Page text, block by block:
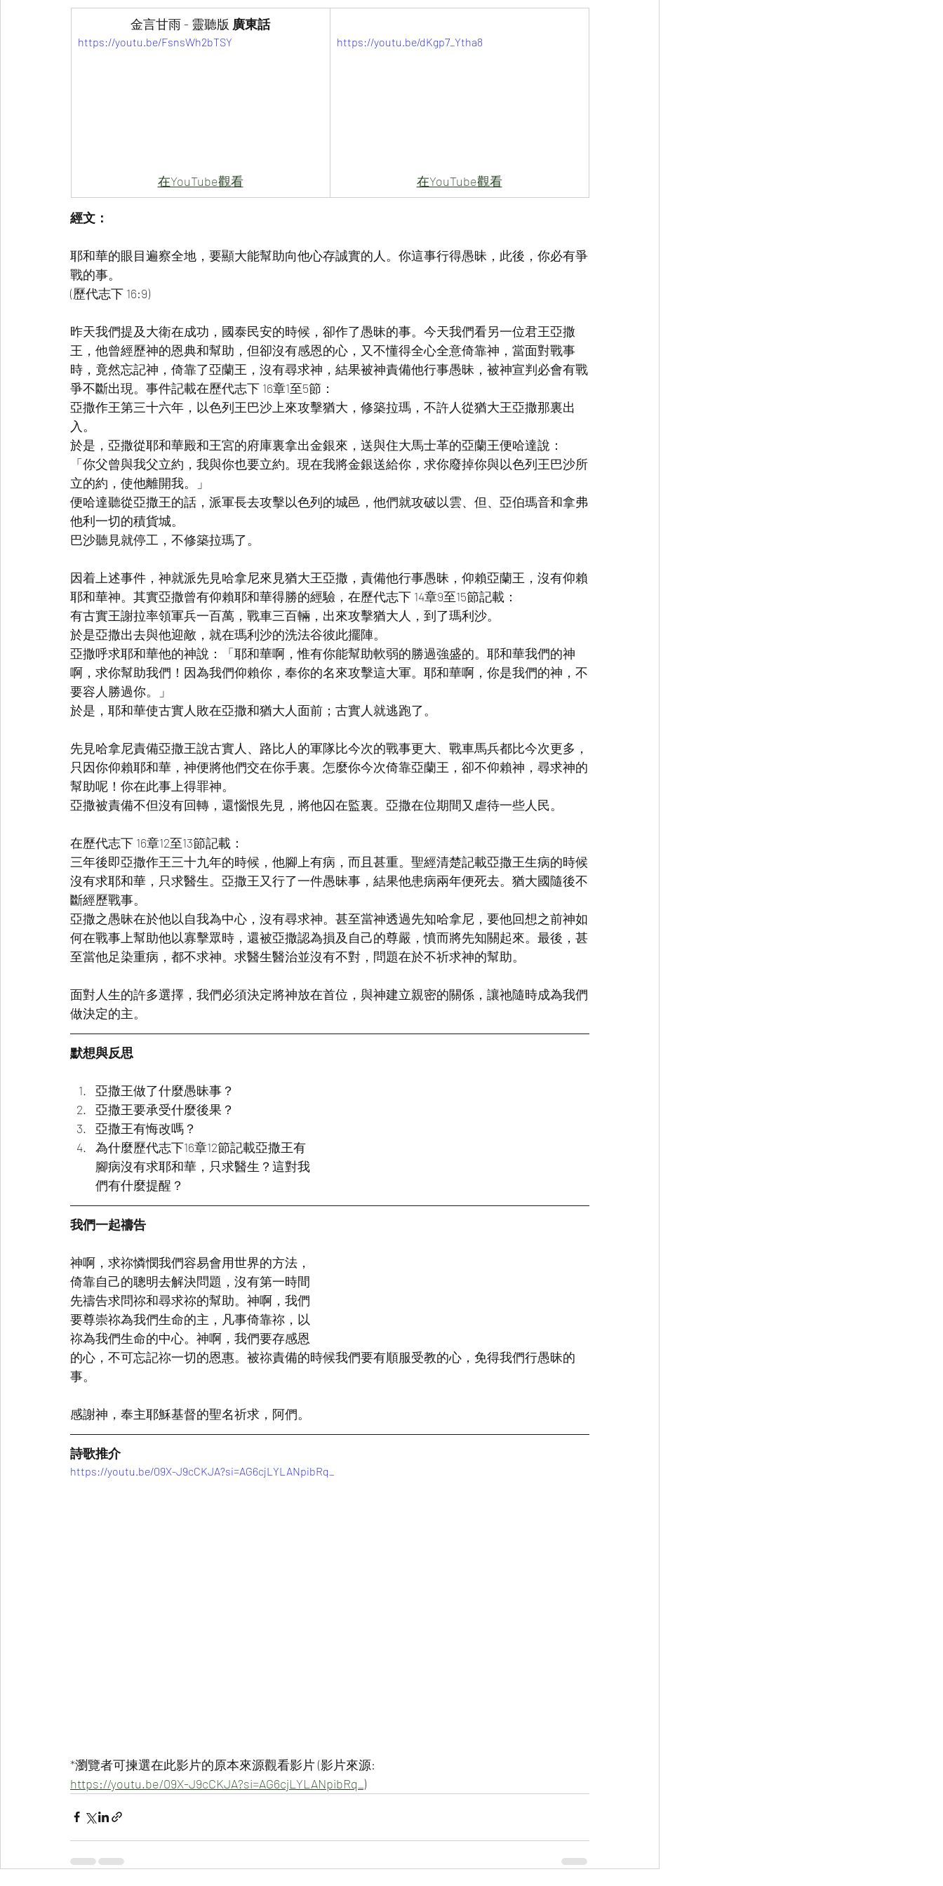
金言甘雨 - 靈聽版 廣東話
https://youtu.be/FsnsWh2bTSY
在YouTube觀看
https://youtu.be/dKgp7_Ytha8
在YouTube觀看
經文：
耶和華的眼目遍察全地，要顯大能幫助向他心存誠實的人。你這事行得愚昧，此後，你必有爭
戰的事。
(歷代志下 16:9)
昨天我們提及大衛在成功，國泰民安的時候，卻作了愚昧的事。今天我們看另一位君王亞撒
王，他曾經歷神的恩典和幫助，但卻沒有感恩的心，又不懂得全心全意倚靠神，當面對戰事
時，竟然忘記神，倚靠了亞蘭王，沒有尋求神，結果被神責備他行事愚昧，被神宣判必會有戰
爭不斷出現。事件記載在歷代志下 16章1至5節：
亞撒作王第三十六年，以色列王巴沙上來攻擊猶大，修築拉瑪，不許人從猶大王亞撒那裏出
入。
於是，亞撒從耶和華殿和王宮的府庫裏拿出金銀來，送與住大馬士革的亞蘭王便哈達說：
「你父曾與我父立約，我與你也要立約。現在我將金銀送給你，求你廢掉你與以色列王巴沙所
立的約，使他離開我。」
便哈達聽從亞撒王的話，派軍長去攻擊以色列的城邑，他們就攻破以雲、但、亞伯瑪音和拿弗
他利一切的積貨城。
巴沙聽見就停工，不修築拉瑪了。
因着上述事件，神就派先見哈拿尼來見猶大王亞撒，責備他行事愚昧，仰賴亞蘭王，沒有仰賴
耶和華神。其實亞撒曾有仰賴耶和華得勝的經驗，在歷代志下 14章9至15節記載：
有古實王謝拉率領軍兵一百萬，戰車三百輛，出來攻擊猶大人，到了瑪利沙。
於是亞撒出去與他迎敵，就在瑪利沙的洗法谷彼此擺陣。
亞撒呼求耶和華他的神說：「耶和華啊，惟有你能幫助軟弱的勝過強盛的。耶和華我們的神
啊，求你幫助我們！因為我們仰賴你，奉你的名來攻擊這大軍。耶和華啊，你是我們的神，不
要容人勝過你。」
於是，耶和華使古實人敗在亞撒和猶大人面前；古實人就逃跑了。
先見哈拿尼責備亞撒王說古實人、路比人的軍隊比今次的戰事更大、戰車馬兵都比今次更多，
只因你仰賴耶和華，神便將他們交在你手裏。怎麼你今次倚靠亞蘭王，卻不仰賴神，尋求神的
幫助呢！你在此事上得罪神。
亞撒被責備不但沒有回轉，還惱恨先見，將他囚在監裏。亞撒在位期間又虐待一些人民。
在歷代志下 16章12至13節記載：
三年後即亞撒作王三十九年的時候，他腳上有病，而且甚重。聖經清楚記載亞撒王生病的時候
沒有求耶和華，只求醫生。亞撒王又行了一件愚昧事，結果他患病兩年便死去。猶大國隨後不
斷經歷戰事。
亞撒之愚昧在於他以自我為中心，沒有尋求神。甚至當神透過先知哈拿尼，要他回想之前神如
何在戰事上幫助他以寡擊眾時，還被亞撒認為損及自己的尊嚴，憤而將先知關起來。最後，甚
至當他足染重病，都不求神。求醫生醫治並沒有不對，問題在於不祈求神的幫助。
面對人生的許多選擇，我們必須決定將神放在首位，與神建立親密的關係，讓祂隨時成為我們
做決定的主。
默想與反思
亞撒王做了什麼愚昧事？
亞撒王要承受什麼後果？
亞撒王有悔改嗎？
為什麼歷代志下16章12節記載亞撒王有
腳病沒有求耶和華，只求醫生？這對我
們有什麼提醒？
我們一起禱告
神啊，求祢憐憫我們容易會用世界的方法，
倚靠自己的聰明去解決問題，沒有第一時間
先禱告求問祢和尋求祢的幫助。神啊，我們
要尊崇祢為我們生命的主，凡事倚靠祢，以
祢為我們生命的中心。神啊，我們要存感恩
的心，不可忘記祢一切的恩惠。被祢責備的時候我們要有順服受教的心，免得我們行愚昧的
事。
感謝神，奉主耶穌基督的聖名祈求，阿們。
詩歌推介
https://youtu.be/09X-J9cCKJA?si=AG6cjLYLANpibRq_
*瀏覽者可揀選在此影片的原本來源觀看影片 (影片來源:
https://youtu.be/09X-J9cCKJA?si=AG6cjLYLANpibRq_ )